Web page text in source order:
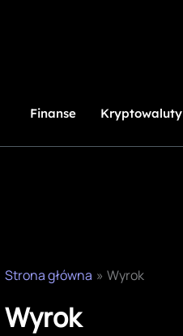
Finanse Kryptowaluty
Strona główna Wyrok
Wyrok